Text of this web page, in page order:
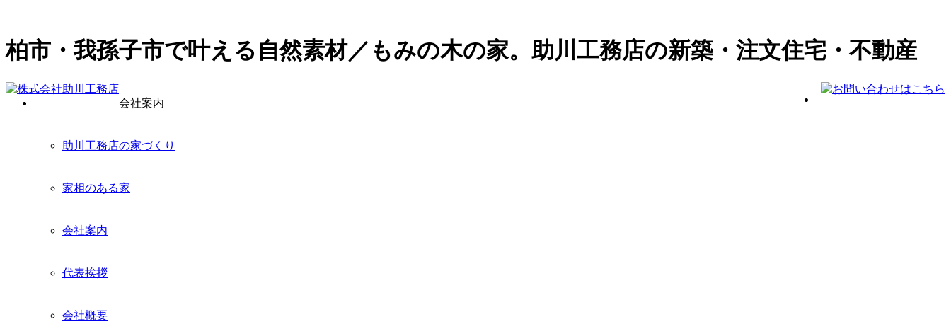
柏市・我孫子市で叶える自然素材／もみの木の家。助川工務店の新築・注文住宅・不動産
会社案内
助川工務店の家づくり
家相のある家
会社案内
代表挨拶
会社概要